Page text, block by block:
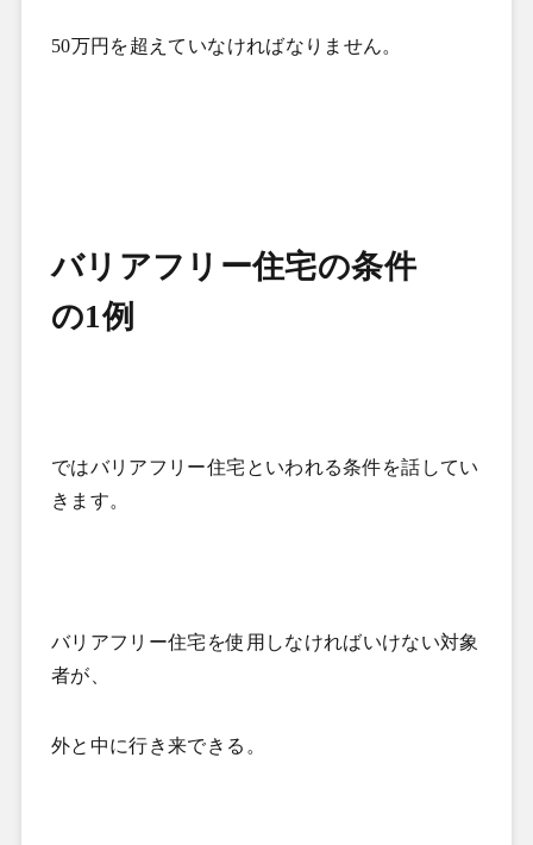
50万円を超えていなければなりません。
バリアフリー住宅の条件
の1例
ではバリアフリー住宅といわれる条件を話してい
きます。
バリアフリー住宅を使用しなければいけない対象
者が、
外と中に行き来できる。